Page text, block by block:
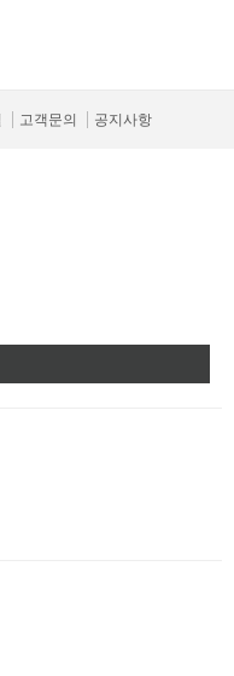
고객문의 공지사항